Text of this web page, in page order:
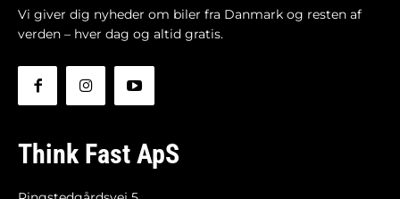
Vi giver dig nyheder om biler fra Danmark og resten af
verden – hver dag og altid gratis.
Think Fast ApS